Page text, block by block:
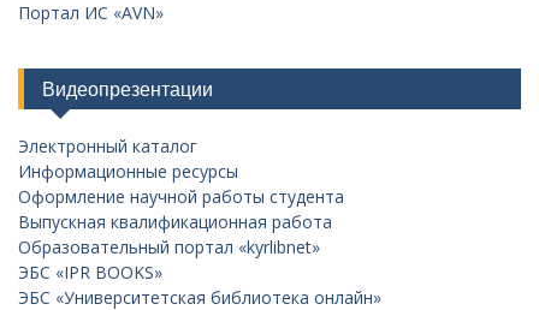
Портал ИС «AVN»
Видеопрезентации
Электронный каталог
Информационные ресурсы
Оформление научной работы студента
Выпускная квалификационная работа
Образовательный портал «kyrlibnet»
ЭБС «IPR BOOKS»
ЭБС «Университетская библиотека онлайн»